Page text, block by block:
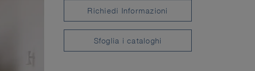
Richiedi Informazioni
Sfoglia i cataloghi